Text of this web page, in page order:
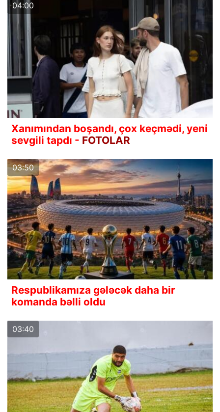
04:00
Xanımından boşandı, çox keçmədi, yeni
sevgili tapdı - FOTOLAR
03:50
Respublikamıza gələcək daha bir
komanda bəlli oldu
03:40